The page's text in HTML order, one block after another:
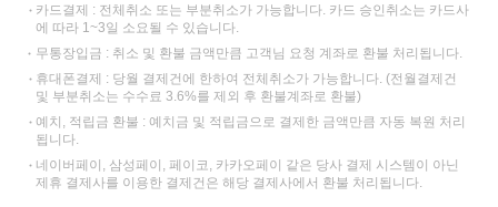
카드결제 : 전체취소 또는 부분취소가 가능합니다. 카드 승인취소는 카드사
에 따라 1~3일 소요될 수 있습니다.
무통장입금 : 취소 및 환불 금액만큼 고객님 요청 계좌로 환불 처리됩니다.
휴대폰결제 : 당월 결제건에 한하여 전체취소가 가능합니다. (전월결제건
및 부분취소는 수수료 3.6%를 제외 후 환불계좌로 환불)
예치, 적립금 환불 : 예치금 및 적립금으로 결제한 금액만큼 자동 복원 처리
됩니다.
네이버페이, 삼성페이, 페이코, 카카오페이 같은 당사 결제 시스템이 아닌
제휴 결제사를 이용한 결제건은 해당 결제사에서 환불 처리됩니다.